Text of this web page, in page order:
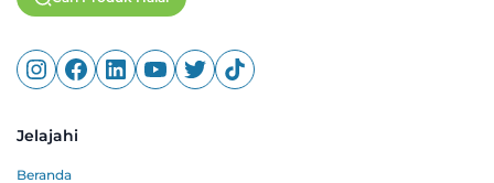
Jelajahi
Beranda